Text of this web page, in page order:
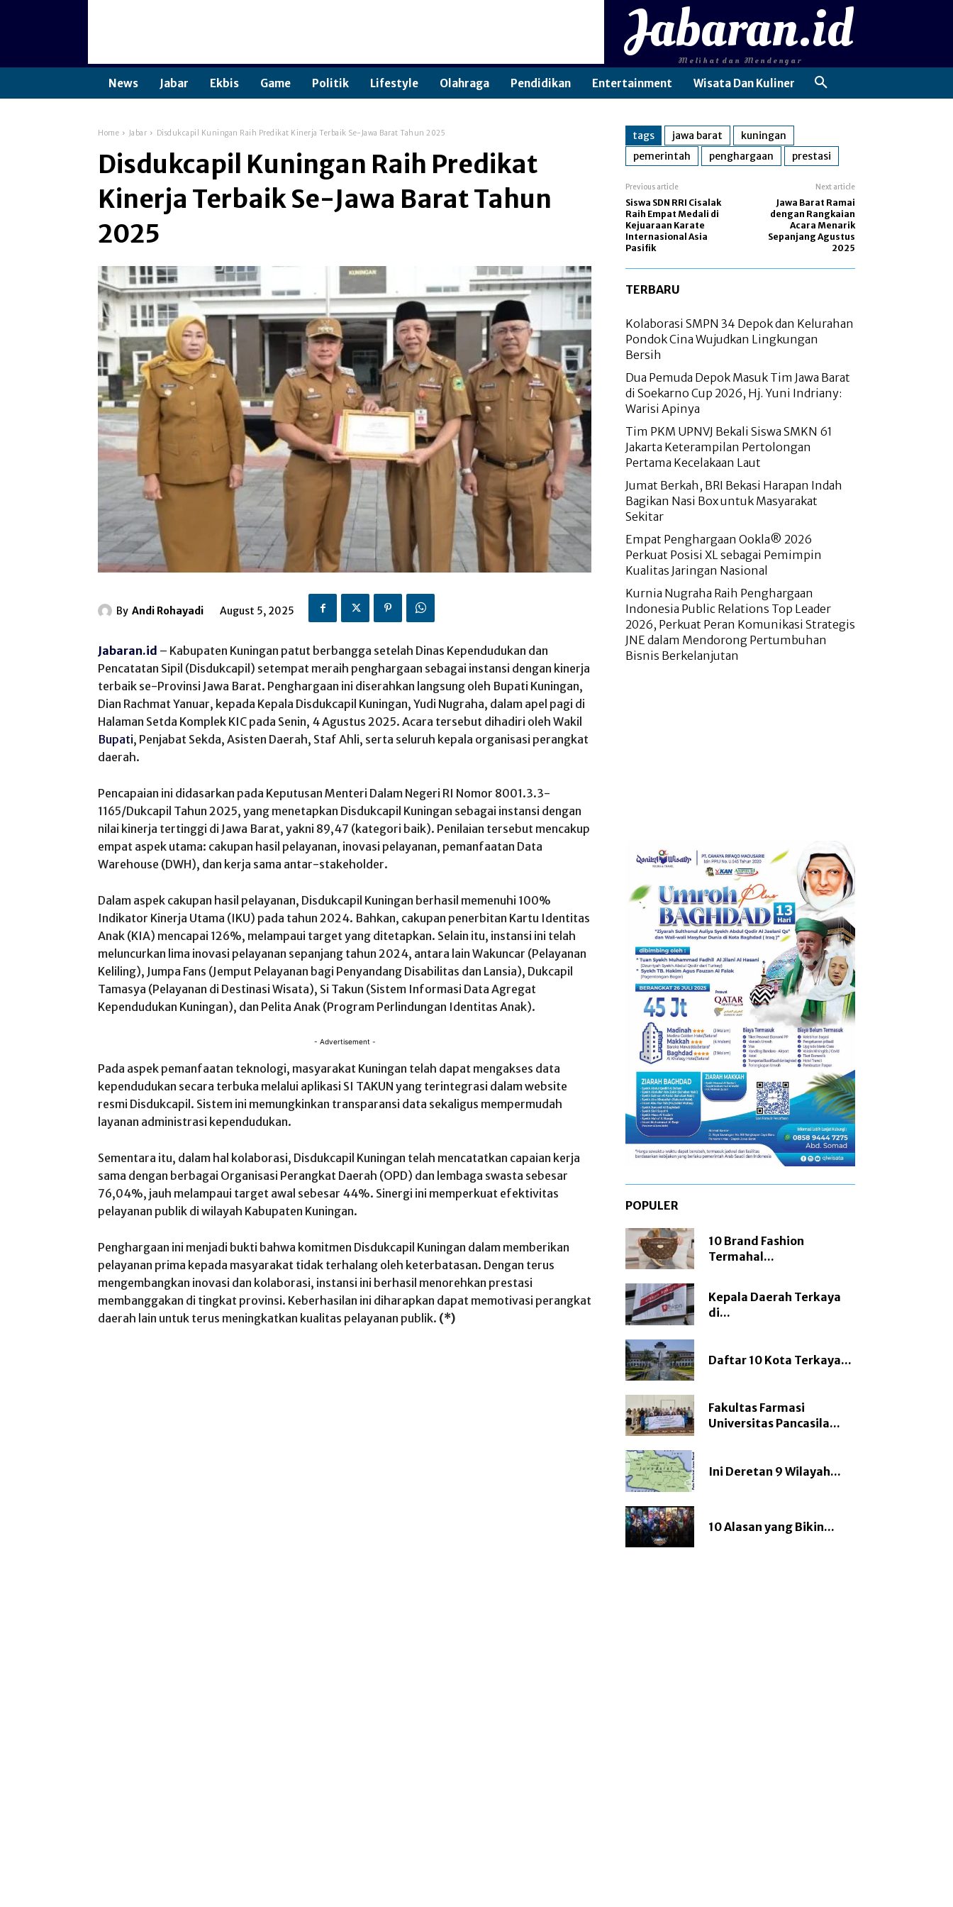
Jabaran.id
Melihat dan Mendengar
News Jabar Ekbis Game Politik Lifestyle Olahraga Pendidikan Entertainment Wisata Dan Kuliner
Home Jabar Disdukcapil Kuningan Raih Predikat Kinerja Terbaik Se-Jawa Barat Tahun 2025
Disdukcapil Kuningan Raih Predikat
Kinerja Terbaik Se-Jawa Barat Tahun
2025
By Andi Rohayadi August 5, 2025
Jabaran.id – Kabupaten Kuningan patut berbangga setelah Dinas Kependudukan dan
Pencatatan Sipil (Disdukcapil ) setempat meraih penghargaan sebagai instansi dengan kinerja
terbaik se-Provinsi Jawa Barat. Penghargaan ini diserahkan langsung oleh Bupati Kuningan,
Dian Rachmat Yanuar, kepada Kepala Disdukcapil Kuningan, Yudi Nugraha, dalam apel pagi di
Halaman Setda Komplek KIC pada Senin, 4Agustus 2025. Acara tersebut dihadiri oleh Wakil
Bupati, Penjabat Sekda, Asisten Daerah, Staf Ahli, serta seluruh kepala organisasi perangkat
daerah.
Pencapaian ini didasarkan pada Keputusan Menteri Dalam Negeri RI Nomor 8001.3.3-
1165/Dukcapil Tahun 2025, yang menetapkan Disdukcapil Kuningan sebagai instansi dengan
nilai kinerja tertinggi di Jawa Barat, yakni 89,47 (kategori baik). Penilaian tersebut mencakup
empat aspek utama: cakupan hasil pelayanan, inovasi pelayanan, pemanfaatan Data
Warehouse (DWH), dan kerja sama antar-stakeholder.
Dalam aspek cakupan hasil pelayanan, Disdukcapil Kuningan berhasil memenuhi 100%
Indikator Kinerja Utama (IKU) pada tahun 2024. Bahkan, cakupan penerbitan Kartu Identitas
Anak (KIA) mencapai 126%, melampaui target yang ditetapkan. Selain itu, instansi ini telah
meluncurkan lima inovasi pelayanan sepanjang tahun 2024, antara lain Wakuncar (Pelayanan
Keliling), Jumpa Fans (Jemput Pelayanan bagi Penyandang Disabilitas dan Lansia), Dukcapil
Tamasya (Pelayanan di Destinasi Wisata), Si Takun (Sistem Informasi Data Agregat
Kependudukan Kuningan), dan Pelita Anak (Program Perlindungan Identitas Anak).
- Advertisement -
Pada aspek pemanfaatan teknologi, masyarakat Kuningan telah dapat mengakses data
kependudukan secara terbuka melalui aplikasi SI TAKUN yang terintegrasi dalamwebsite
resmi Disdukcapil . Sistem ini memungkinkan transparansi data sekaligus mempermudah
layanan administrasi kependudukan.
Sementara itu, dalam hal kolaborasi, Disdukcapil Kuningan telah mencatatkan capaian kerja
sama dengan berbagai Organisasi Perangkat Daerah (OPD) dan lembaga swasta sebesar
76,04%, jauh melampaui target awal sebesar 44%. Sinergi ini memperkuat efektivitas
pelayanan publik di wilayah Kabupaten Kuningan.
Penghargaan ini menjadi bukti bahwa komitmen Disdukcapil Kuningan dalam memberikan
pelayanan prima kepada masyarakat tidak terhalang oleh keterbatasan. Dengan terus
mengembangkan inovasi dan kolaborasi, instansi ini berhasil menorehkan prestasi
membanggakan di tingkat provinsi. Keberhasilan ini diharapkan dapat memotivasi perangkat
daerah lain untuk terus meningkatkan kualitas pelayanan publik. (*)
tags jawa barat
kuningan
pemerintah
penghargaan prestasi
Previous article
Siswa SDN RRI Cisalak
Raih Empat Medali di
Kejuaraan Karate
Internasional Asia
Pasifik
Next article
Jawa Barat Ramai
dengan Rangkaian
Acara Menarik
Sepanjang Agustus
2025
TERBARU
Kolaborasi SMPN 34 Depok dan Kelurahan
Pondok Cina Wujudkan Lingkungan
Bersih
Dua Pemuda Depok Masuk Tim Jawa Barat
di Soekarno Cup 2026, Hj. Yuni Indriany:
Warisi Apinya
Tim PKM UPNVJ Bekali Siswa SMKN 61
Jakarta Keterampilan Pertolongan
Pertama Kecelakaan Laut
Jumat Berkah, BRI Bekasi Harapan Indah
Bagikan Nasi Box untuk Masyarakat
Sekitar
Empat Penghargaan Ookla® 2026
Perkuat Posisi XL sebagai Pemimpin
Kualitas Jaringan Nasional
Kurnia Nugraha Raih Penghargaan
Indonesia Public Relations Top Leader
2026, Perkuat Peran Komunikasi Strategis
JNE dalam Mendorong Pertumbuhan
Bisnis Berkelanjutan
POPULER
10 Brand Fashion
Termahal...
Kepala Daerah Terkaya
di...
Daftar 10 Kota Terkaya...
Fakultas Farmasi
Universitas Pancasila...
Ini Deretan 9 Wilayah...
10 Alasan yang Bikin...